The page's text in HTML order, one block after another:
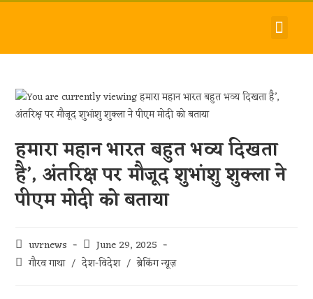
हमारा महान भारत बहुत भव्य दिखता
है’, अंतरिक्ष पर मौजूद शुभांशु शुक्ला ने
पीएम मोदी को बताया
uvrnews
June 29, 2025
गौरव गाथा / देश-विदेश / ब्रेकिंग न्यूज़